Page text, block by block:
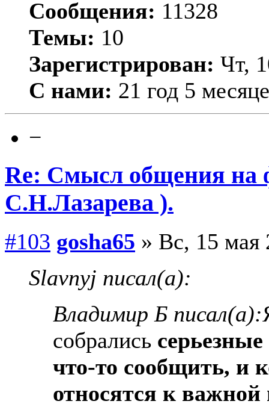
Сообщения: 11328
Темы: 10
Зарегистрирован: Чт,
С нами: 21 год 5
−
Re: Смысл общения на
С.Н.Лазарева ).
#103 gosha65 » Вс, 15 мая
Slavnyj писал(а):
Владимир Б писал(а):
собрались
что-то сообщить, и
относятся к